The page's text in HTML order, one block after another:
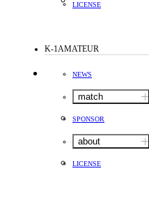
LICENSE
K-1AMATEUR
NEWS
match
SPONSOR
about
LICENSE